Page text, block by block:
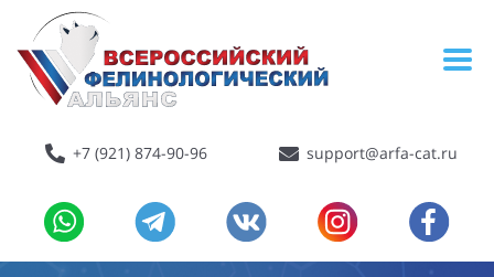
+7 (921) 874-90-96 support@arfa-cat.ru